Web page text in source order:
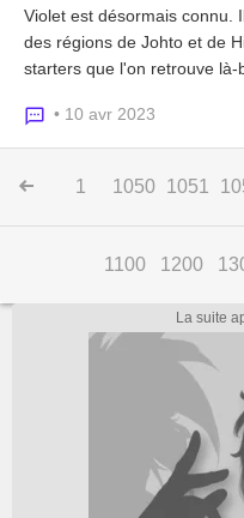
Violet est désormais connu.
des régions de Johto et de
starters que l'on retrouve là-
• 10 avr 2023
1 1050 1051
1100 1200